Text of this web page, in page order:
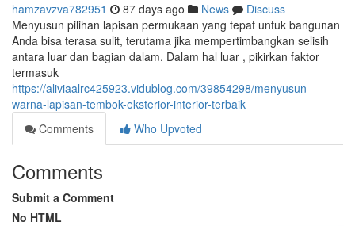
hamzavzva782951 87 days ago News
Discuss
Menyusun pilihan lapisan permukaan yang tepat untuk bangunan
Anda bisa terasa sulit, terutama jika mempertimbangkan selisih
antara luar dan bagian dalam. Dalam hal luar , pikirkan faktor
termasuk
https://aliviaalrc425923.vidublog.com/39854298/menyusun-
warna-lapisan-tembok-eksterior-interior-terbaik
Comments
Who Upvoted
Comments
Submit a Comment
No HTML